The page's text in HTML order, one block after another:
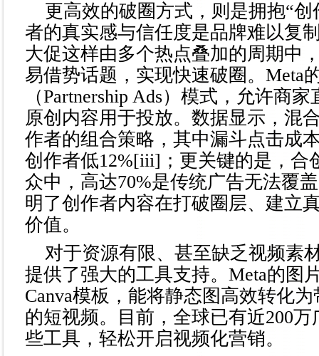
更高效的破圈方式，则是拥抱“
者的真实感与信任度是品牌难以复
大促这样由多个热点叠加的周期中
易借势话题，实现快速破圈。Meta
（Partnership Ads）模式，允许商
原创内容用于投放。数据显示，混
作者的组合策略，其中漏斗点击成
创作者低12%[iii]；更关键的是，合
众中，高达70%是传统广告无法覆
明了创作者内容在打破圈层、建立
价值。
对于资源有限、甚至缺乏视频素
提供了强大的工具支持。Meta的图
Canva模板，能将静态图高效转化
的短视频。目前，全球已有近200
些工具，轻松开启视频化营销。